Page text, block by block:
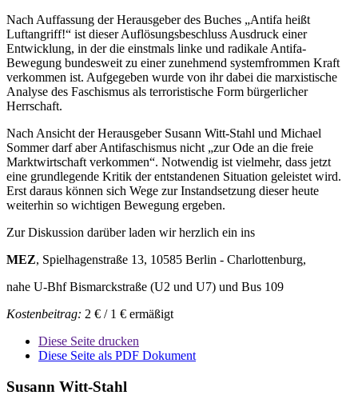
Nach Auffassung der Herausgeber des Buches „Antifa heißt
Luftangriff!“ ist dieser Auflösungsbeschluss Ausdruck einer
Entwicklung, in der die einstmals linke und radikale Antifa-
Bewegung bundesweit zu einer zunehmend systemfrommen Kraft
verkommen ist. Aufgegeben wurde von ihr dabei die marxistische
Analyse des Faschismus als terroristische Form bürgerlicher
Herrschaft.
Nach Ansicht der Herausgeber Susann Witt-Stahl und Michael
Sommer darf aber Antifaschismus nicht „zur Ode an die freie
Marktwirtschaft verkommen“. Notwendig ist vielmehr, dass jetzt
eine grundlegende Kritik der entstandenen Situation geleistet wird.
Erst daraus können sich Wege zur Instandsetzung dieser heute
weiterhin so wichtigen Bewegung ergeben.
Zur Diskussion darüber laden wir herzlich ein ins
MEZ, Spielhagenstraße 13, 10585 Berlin - Charlottenburg,
nahe U-Bhf Bismarckstraße (U2 und U7) und Bus 109
Kostenbeitrag: 2 € / 1 € ermäßigt
Diese Seite drucken
Diese Seite als PDF Dokument
Susann Witt-Stahl